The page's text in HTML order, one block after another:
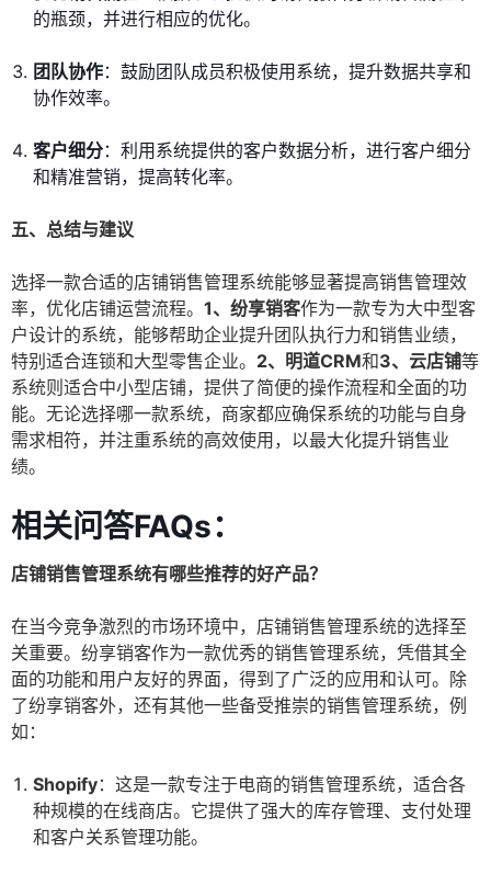
的瓶颈，并进行相应的优化。
团队协作：鼓励团队成员积极使用系统，提升数据共享和
协作效率。
客户细分：利用系统提供的客户数据分析，进行客户细分
和精准营销，提高转化率。
五、总结与建议
选择一款合适的店铺销售管理系统能够显著提高销售管理效
率，优化店铺运营流程。 1、纷享销客作为一款专为大中型客
户设计的系统，能够帮助企业提升团队执行力和销售业绩，
特别适合连锁和大型零售企业。 2、明道CRM和3、云店铺等
系统则适合中小型店铺，提供了简便的操作流程和全面的功
能。无论选择哪一款系统，商家都应确保系统的功能与自身
需求相符，并注重系统的高效使用，以最大化提升销售业
绩。
相关问答FAQs：
店铺销售管理系统有哪些推荐的好产品？
在当今竞争激烈的市场环境中，店铺销售管理系统的选择至
关重要。纷享销客作为一款优秀的销售管理系统，凭借其全
面的功能和用户友好的界面，得到了广泛的应用和认可。除
了纷享销客外，还有其他一些备受推崇的销售管理系统，例
如：
Shopify：这是一款专注于电商的销售管理系统，适合各
种规模的在线商店。它提供了强大的库存管理、支付处理
和客户关系管理功能。